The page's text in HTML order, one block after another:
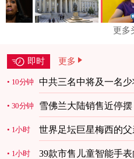
更多
即时 更多
10分钟 中共三名中将及一名
30分钟 雪佛兰大陆销售近停
1小时 世界足坛巨星梅西的
1小时 39款市售儿童智能手